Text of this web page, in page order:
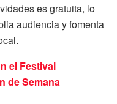
es gratuita, lo
audiencia y fomenta
el Festival
de Semana